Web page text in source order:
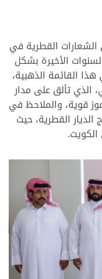
القطرية في
في السنوات الأخيرة بشكل
القائمة الذهبية،
الذي تألق على مدار
قوية، والملاحظ في
القطرية، حيث